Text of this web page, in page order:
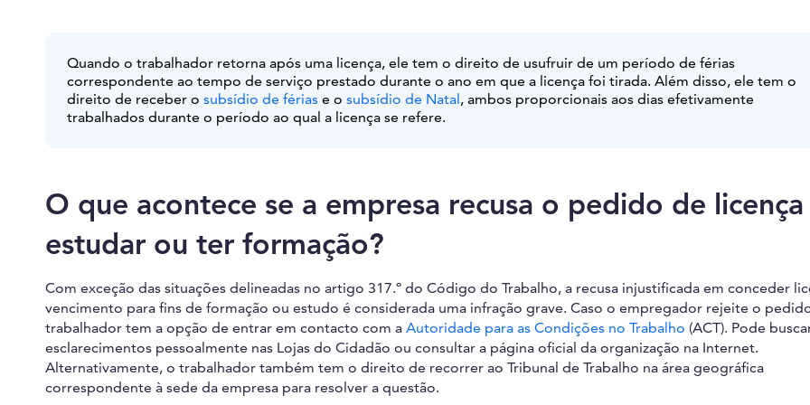
Quando o trabalhador retorna após uma licença, ele tem o direito de usufruir de um período de férias
correspondente ao tempo de serviço prestado durante o ano em que a licença foi tirada. Além disso, ele tem o
direito de receber o subsídio de férias e o subsídio de Natal, ambos proporcionais aos dias efetivamente
trabalhados durante o período ao qual a licença se refere.
O que acontece se a empresa recusa o pedido de
estudar ou ter formação?
Com exceção das situações delineadas no artigo 317.º do Código do Trabalho, a recusa injustificada em conceder
vencimento para fins de formação ou estudo é considerada uma infração grave. Caso o empregador rejeite o
trabalhador tem a opção de entrar em contacto com a Autoridade para as Condições no Trabalho (ACT). Pode
esclarecimentos pessoalmente nas Lojas do Cidadão ou consultar a página oficial da organização na Internet.
Alternativamente, o trabalhador também tem o direito de recorrer ao Tribunal de Trabalho na área geográfica
correspondente à sede da empresa para resolver a questão.